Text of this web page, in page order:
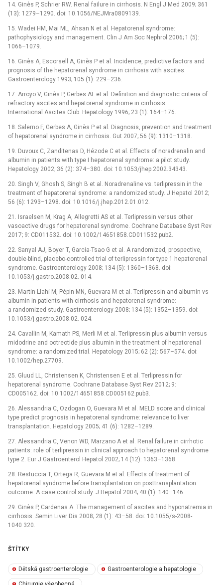
14. Ginès P, Schrier RW. Renal failure in cirrhosis. N Engl J Med 2009; 361
(13): 1279–1290. doi: 10.1056/NEJMra0809139.
15. Wadei HM, Mai ML, Ahsan N et al. Hepatorenal syndrome:
pathophysiology and management. Clin J Am Soc Nephrol 2006; 1 (5):
1066–1079.
16. Ginès A, Escorsell A, Ginès P et al. Incidence, predictive factors and
prognosis of the hepatorenal syndrome in cirrhosis with ascites.
Gastroenterology 1993; 105 (1): 229–236.
17. Arroyo V, Ginès P, Gerbes AL et al. Definition and diagnostic criteria of
refractory ascites and hepatorenal syndrome in cirrhosis.
International Ascites Club. Hepatology 1996; 23 (1): 164–176.
18. Salerno F, Gerbes A, Ginès P et al. Diagnosis, prevention and treatment
of hepatorenal syndrome in cirrhosis. Gut 2007; 56 (9): 1310–1318.
19. Duvoux C, Zanditenas D, Hézode C et al. Effects of noradrenalin and
albumin in patients with type I hepatorenal syndrome: a pilot study.
Hepatology 2002; 36 (2): 374–380. doi: 10.1053/jhep.2002.34343.
20. Singh V, Ghosh S, Singh B et al. Noradrenaline vs. terlipressin in the
treatment of hepatorenal syndrome: a randomized study. J Hepatol 2012;
56 (6): 1293–1298. doi: 10.1016/j.jhep.2012.01.012.
21. Israelsen M, Krag A, Allegretti AS et al. Terlipressin versus other
vasoactive drugs for hepatorenal syndrome. Cochrane Database Syst Rev
2017; 9: CD011532. doi: 10.1002/14651858.CD011532.pub2.
22. Sanyal AJ, Boyer T, Garcia-Tsao G et al. A randomized, prospective,
double-blind, placebo-controlled trial of terlipressin for type 1 hepatorenal
syndrome. Gastroenterology 2008; 134 (5): 1360–1368. doi:
10.1053/j.gastro.2008.02. 014.
23. Martín-Llahí M, Pépin MN, Guevara M et al. Terlipressin and albumin vs
albumin in patients with cirrhosis and hepatorenal syndrome:
a randomized study. Gastroenterology 2008; 134 (5): 1352–1359. doi:
10.1053/j.gastro.2008.02. 024.
24. Cavallin M, Kamath PS, Merli M et al. Terlipressin plus albumin versus
midodrine and octreotide plus albumin in the treatment of hepatorenal
syndrome: a randomized trial. Hepatology 2015; 62 (2): 567–574. doi:
10.1002/hep.27709.
25. Gluud LL, Christensen K, Christensen E et al. Terlipressin for
hepatorenal syndrome. Cochrane Database Syst Rev 2012; 9:
CD005162. doi: 10.1002/14651858.CD005162.pub3.
26. Alessandria C, Ozdogan O, Guevara M et al. MELD score and clinical
type predict prognosis in hepatorenal syndrome: relevance to liver
transplantation. Hepatology 2005; 41 (6): 1282–1289.
27. Alessandria C, Venon WD, Marzano A et al. Renal failure in cirrhotic
patients: role of terlipressin in clinical approach to hepatorenal syndrome
type 2. Eur J Gastroenterol Hepatol 2002; 14 (12): 1363–1368.
28. Restuccia T, Ortega R, Guevara M et al. Effects of treatment of
hepatorenal syndrome before transplantation on posttransplantation
outcome. A case control study. J Hepatol 2004; 40 (1): 140–146.
29. Ginès P, Cardenas A. The management of ascites and hyponatremia in
cirrhosis. Semin Liver Dis 2008; 28 (1): 43–58. doi: 10.1055/s-2008-
1040 320.
ŠTÍTKY
Dětská gastroenterologie Gastroenterologie a hepatologie